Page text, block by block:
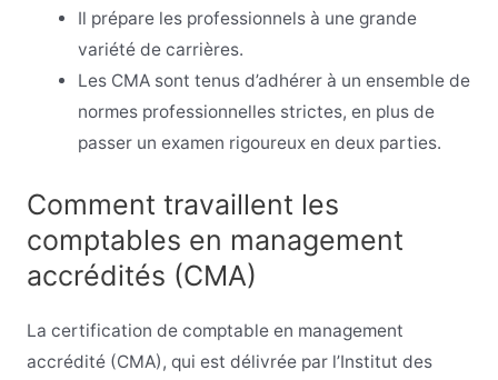
Il prépare les professionnels à une grande
variété de carrières.
Les CMA sont tenus d’adhérer à un ensemble de
normes professionnelles strictes, en plus de
passer un examen rigoureux en deux parties.
Comment travaillent les
comptables en management
accrédités (CMA)
La certification de comptable en management
accrédité (CMA), qui est délivrée par l’Institut des